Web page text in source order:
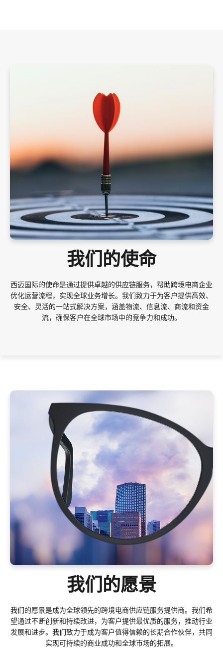
我们的使命
西迈国际的使命是通过提供卓越的供应链服务，帮助跨境电商企业
优化运营流程，实现全球业务增长。我们致力于为客户提供高效、
安全、灵活的一站式解决方案，涵盖物流、信息流、商流和资金
流，确保客户在全球市场中的竞争力和成功。
我们的愿景
我们的愿景是成为全球领先的跨境电商供应链服务提供商。我们希
望通过不断创新和持续改进，为客户提供最优质的服务，推动行业
发展和进步。我们致力于成为客户值得信赖的长期合作伙伴，共同
实现可持续的商业成功和全球市场的拓展。